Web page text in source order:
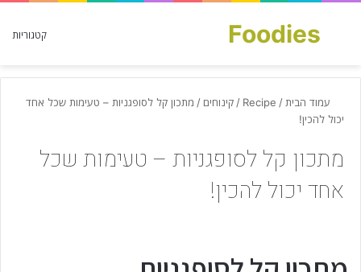
קטגוריות Foodies
חפש עבור
עמוד הבית /
Recipe
/ קינוחים / מתכון קל לסופגניות – טעימות שכל אחד
יכול להכין!
מתכון קל לסופגניות – טעימות שכל
אחד יכול להכין!